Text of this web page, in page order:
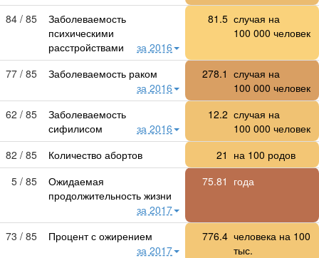
84 / 85
Заболеваемость
психическими
расстройствами
за 2016
81.5 случая на
100 000 человек
77 / 85
Заболеваемость раком
за 2016
278.1 случая на
100 000 человек
62 / 85
Заболеваемость
сифилисом
за 2016
12.2 случая на
100 000 человек
82 / 85
Количество абортов 21 на 100 родов
5 / 85
Ожидаемая
продолжительность жизни
за 2017
75.81 года
73 / 85
Процент с ожирением
за 2017
776.4 человека на 100
тыс.